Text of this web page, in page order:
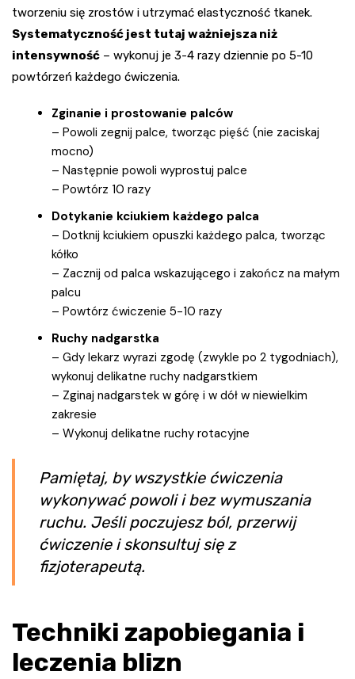
tworzeniu się zrostów i utrzymać elastyczność tkanek.
Systematyczność jest tutaj ważniejsza niż
intensywność – wykonuj je 3-4 razy dziennie po 5-10
powtórzeń każdego ćwiczenia.
Zginanie i prostowanie palców
– Powoli zegnij palce, tworząc pięść (nie zaciskaj
mocno)
– Następnie powoli wyprostuj palce
– Powtórz 10 razy
Dotykanie kciukiem każdego palca
– Dotknij kciukiem opuszki każdego palca, tworząc
kółko
– Zacznij od palca wskazującego i zakończ na małym
palcu
– Powtórz ćwiczenie 5-10 razy
Ruchy nadgarstka
– Gdy lekarz wyrazi zgodę (zwykle po 2 tygodniach),
wykonuj delikatne ruchy nadgarstkiem
– Zginaj nadgarstek w górę i w dół w niewielkim
zakresie
– Wykonuj delikatne ruchy rotacyjne
Pamiętaj, by wszystkie ćwiczenia
wykonywać powoli i bez wymuszania
ruchu. Jeśli poczujesz ból, przerwij
ćwiczenie i skonsultuj się z
fizjoterapeutą.
Techniki zapobiegania i
leczenia blizn